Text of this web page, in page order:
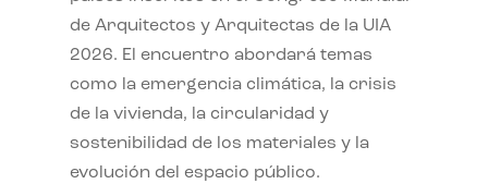
de Arquitectos y Arquitectas de la UIA
2026. El encuentro abordará temas
como la emergencia climática, la crisis
de la vivienda, la circularidad y
sostenibilidad de los materiales y la
evolución del espacio público.